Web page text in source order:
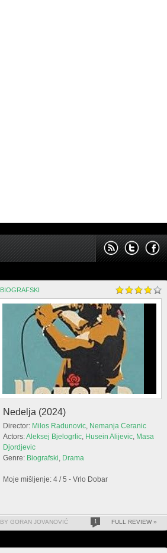
BIOGRAFSKI
Nedelja (2024)
Director: Milos Radunovic, Nemanja Ceranic
Actors:Aleksej Bjelogrlic, Husein Alijevic, Masa
Djordjevic
Genre: Biografski, Drama
Moje mišljenje: 4 / 5 - Vrlo Dobar
BY GORAN JOVANOVIĆ 1 FULL REVIEW »